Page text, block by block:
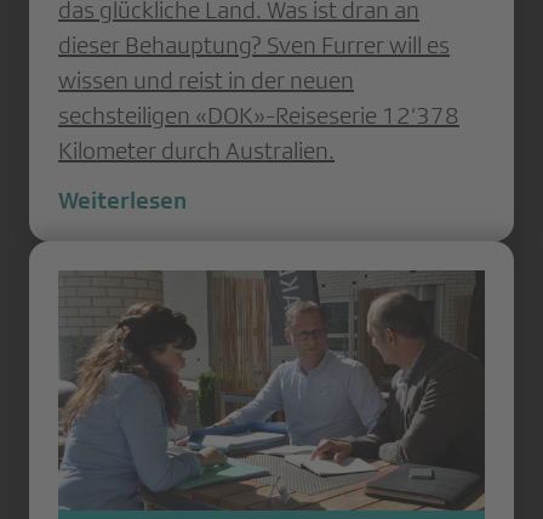
das glückliche Land. Was ist dran an
dieser Behauptung? Sven Furrer will es
wissen und reist in der neuen
sechsteiligen «DOK»-Reiseserie 12‘378
Kilometer durch Australien.
Weiterlesen